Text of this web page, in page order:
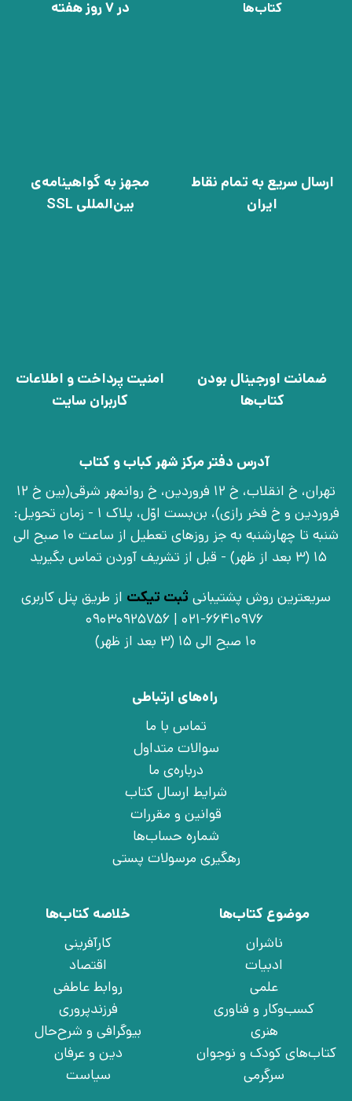
کتاب‌ها
در 7 روز هفته
ارسال سریع به تمام نقاط
ایران
مجهز به گواهینامه‌ی
بین‌المللی SSL
ضمانت اورجینال بودن
کتاب‌ها
امنیت پرداخت و اطلاعات
کاربران سایت
آدرس دفتر مرکز شهر کباب و کتاب
تهران، خ انقلاب، خ 12 فروردین، خ روانمهر شرقی(بین خ 12
فروردین و خ فخر رازی)، بن‌بست اوّل، پلاک 1 - زمان تحویل:
شنبه تا چهارشنبه به جز روزهای تعطیل از ساعت 10 صبح الی
15 (3 بعد از ظهر) - قبل از تشریف آوردن تماس بگیرید
سریعترین روش پشتیبانی ثبت تیکت از طریق پنل کاربری
021-66410976 | 09030925756
10 صبح الی 15 (3 بعد از ظهر)
راه‌های ارتباطی
تماس با ما
سوالات متداول
درباره‌ی ما
شرایط ارسال کتاب
قوانین و مقررات
شماره حساب‌ها
رهگیری مرسولات پستی
موضوع کتاب‌ها
ناشران
ادبیات
علمی
کسب‌وکار و فناوری
هنری
کتاب‌های کودک و نوجوان
سرگرمی
خلاصه کتاب‌ها
کارآفرینی
اقتصاد
روابط عاطفی
فرزندپروری
بیوگرافی و شرح‌حال
دین و عرفان
سیاست